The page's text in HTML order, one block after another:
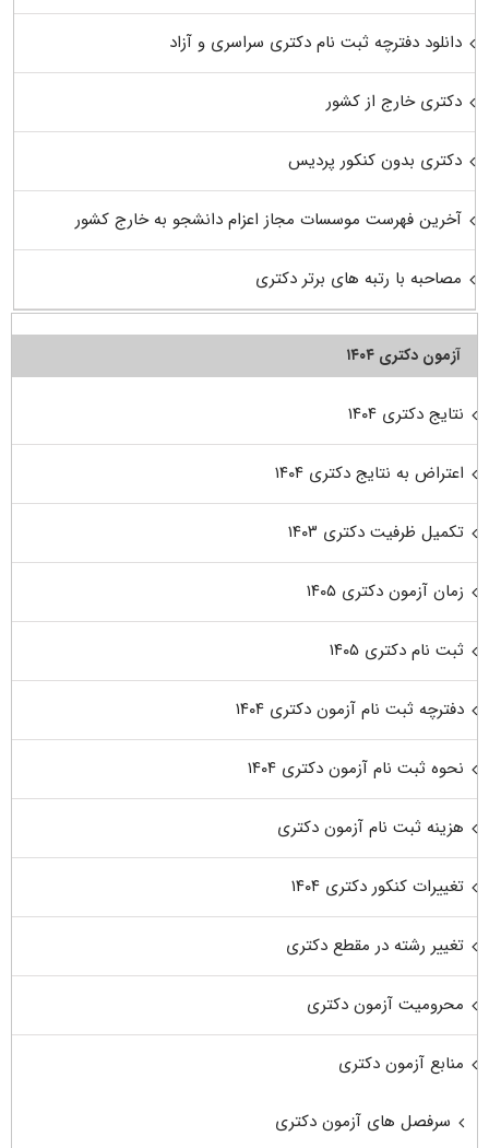
دانلود دفترچه ثبت نام دکتری سراسری و آزاد
دکتری خارج از کشور
دکتری بدون کنکور پردیس
آخرین فهرست موسسات مجاز اعزام دانشجو به خارج کشور
مصاحبه با رتبه های برتر دکتری
آزمون دکتری ۱۴۰۴
نتایج دکتری ۱۴۰۴
اعتراض به نتایج دکتری ۱۴۰۴
تکمیل ظرفیت دکتری ۱۴۰۳
زمان آزمون دکتری ۱۴۰۵
ثبت نام دکتری ۱۴۰۵
دفترچه ثبت نام آزمون دکتری ۱۴۰۴
نحوه ثبت نام آزمون دکتری ۱۴۰۴
هزینه ثبت نام آزمون دکتری
تغییرات کنکور دکتری ۱۴۰۴
تغییر رشته در مقطع دکتری
محرومیت آزمون دکتری
منابع آزمون دکتری
سرفصل های آزمون دکتری